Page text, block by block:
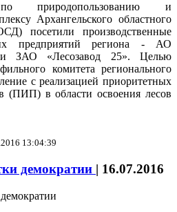
природопользованию и
Архангельского областного
посетили производственные
предприятий региона - АО
ЗАО «Лесозавод 25». Целью
комитета регионального
с реализацией приоритетных
(ПИП) в области освоения лесов
13:04:39
демократии | 16.07.2016